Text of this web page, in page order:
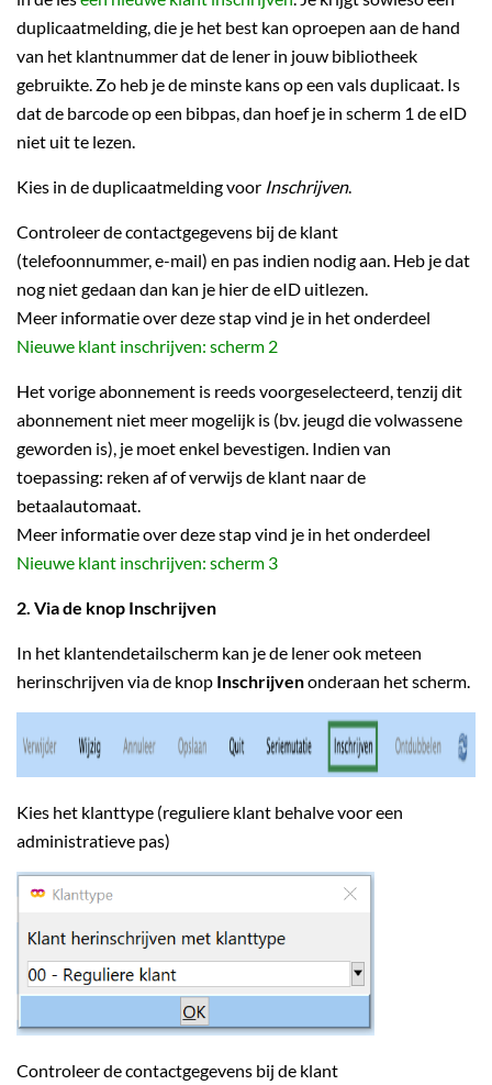
duplicaatmelding, die je het best kan oproepen aan de hand
van het klantnummer dat de lener in jouw bibliotheek
gebruikte. Zo heb je de minste kans op een vals duplicaat. Is
dat de barcode op een bibpas, dan hoef je in scherm 1 de eID
niet uit te lezen.
Kies in de duplicaatmelding voor Inschrijven.
Controleer de contactgegevens bij de klant
(telefoonnummer, e-mail) en pas indien nodig aan. Heb je dat
nog niet gedaan dan kan je hier de eID uitlezen.
Meer informatie over deze stap vind je in het onderdeel
Nieuwe klant inschrijven: scherm 2
Het vorige abonnement is reeds voorgeselecteerd, tenzij dit
abonnement niet meer mogelijk is (bv. jeugd die volwassene
geworden is), je moet enkel bevestigen. Indien van
toepassing: reken af of verwijs de klant naar de
betaalautomaat.
Meer informatie over deze stap vind je in het onderdeel
Nieuwe klant inschrijven: scherm 3
2. Via de knop Inschrijven
In het klantendetailscherm kan je de lener ook meteen
herinschrijven via de knop Inschrijvenonderaan het scherm.
Kies het klanttype (reguliere klant behalve voor een
administratieve pas)
Controleer de contactgegevens bij de klant